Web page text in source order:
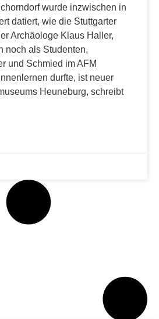
wurde inzwischen in
datiert, wie die Stuttgarter
Archäologe Klaus Haller,
noch als Studenten,
und Schmied im AFM
durfte, ist neuer
Heuneburg, schreibt